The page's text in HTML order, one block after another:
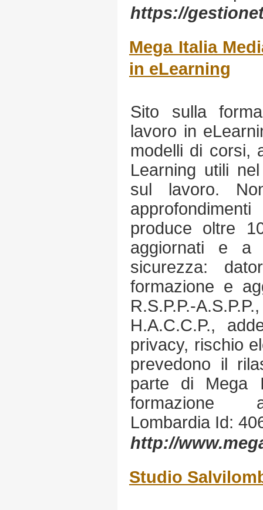
https://
Mega Italia
in eLearning
Sito sulla
lavoro in
modelli di corsi,
Learning utili
sul lavoro.
produce oltre
aggiornati e a
sicurezza:
formazione e
R.S.P.P.-
H.A.C.C.P.,
privacy, rischio
prevedono il
parte di Mega
formazione
Lombardia Id:
http://
Studio